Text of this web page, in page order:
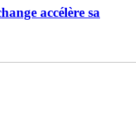
accélère sa